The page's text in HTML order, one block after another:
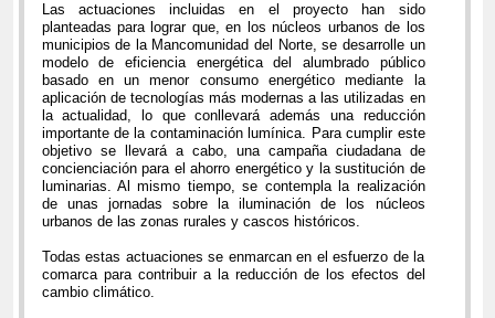
Las actuaciones incluidas en el proyecto han sido
planteadas para lograr que, en los núcleos urbanos de los
municipios de la Mancomunidad del Norte, se desarrolle un
modelo de eficiencia energética del alumbrado público
basado en un menor consumo energético mediante la
aplicación de tecnologías más modernas a las utilizadas en
la actualidad, lo que conllevará además una reducción
importante de la contaminación lumínica. Para cumplir este
objetivo se llevará a cabo, una campaña ciudadana de
concienciación para el ahorro energético y la sustitución de
luminarias. Al mismo tiempo, se contempla la realización
de unas jornadas sobre la iluminación de los núcleos
urbanos de las zonas rurales y cascos históricos.
Todas estas actuaciones se enmarcan en el esfuerzo de la
comarca para contribuir a la reducción de los efectos del
cambio climático.